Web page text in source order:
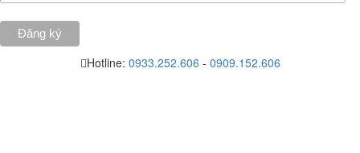
Hotline: 0933.252.606 - 0909.152.606